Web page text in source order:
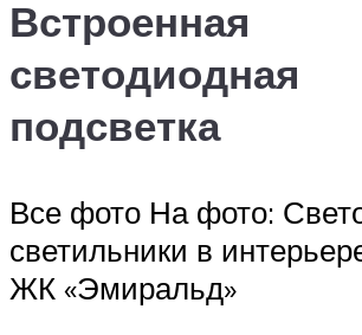
Встроенная
светодиодная
подсветка
Все фото На фото:
светильники в
ЖК «Эмиральд»